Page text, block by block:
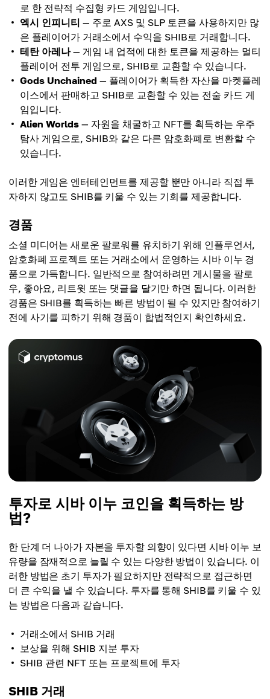
로 한 전략적 수집형 카드 게임입니다.
엑시 인피니티 — 주로 AXS 및 SLP 토큰을 사용하지만 많
은 플레이어가 거래소에서 수익을 SHIB로 거래합니다.
테탄 아레나— 게임 내 업적에 대한 토큰을 제공하는 멀티
플레이어 전투 게임으로, SHIB로 교환할 수 있습니다.
Gods Unchained — 플레이어가 획득한 자산을 마켓플레
이스에서 판매하고 SHIB로 교환할 수 있는 전술 카드 게
임입니다.
Alien Worlds — 자원을 채굴하고 NFT를 획득하는 우주
탐사 게임으로, SHIB와 같은 다른 암호화폐로 변환할 수
있습니다.
이러한 게임은 엔터테인먼트를 제공할 뿐만 아니라 직접 투
자하지 않고도 SHIB를 키울 수 있는 기회를 제공합니다.
경품
소셜 미디어는 새로운 팔로워를 유치하기 위해 인플루언서,
암호화폐 프로젝트 또는 거래소에서 운영하는 시바 이누 경
품으로 가득합니다. 일반적으로 참여하려면 게시물을 팔로
우, 좋아요, 리트윗 또는 댓글을 달기만 하면 됩니다. 이러한
경품은 SHIB를 획득하는 빠른 방법이 될 수 있지만 참여하기
전에 사기를 피하기 위해 경품이 합법적인지 확인하세요.
투자로 시바 이누 코인을 획득하는 방
법?
한 단계 더 나아가 자본을 투자할 의향이 있다면 시바 이누 보
유량을 잠재적으로 늘릴 수 있는 다양한 방법이 있습니다. 이
러한 방법은 초기 투자가 필요하지만 전략적으로 접근하면
더 큰 수익을 낼 수 있습니다. 투자를 통해 SHIB를 키울 수 있
는 방법은 다음과 같습니다.
거래소에서 SHIB 거래
보상을 위해 SHIB 지분 투자
SHIB 관련 NFT 또는 프로젝트에 투자
SHIB 거래